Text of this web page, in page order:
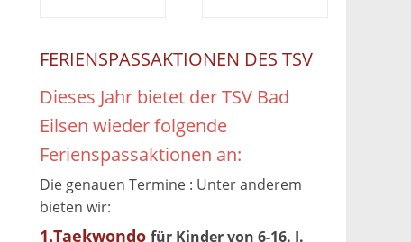
FERIENSPASSAKTIONEN DES TSV
Dieses Jahr bietet der TSV Bad
Eilsen wieder folgende
Ferienspassaktionen an:
Die genauen Termine : Unter anderem
bieten wir:
1.Taekwondo für Kinder von 6-16. J.